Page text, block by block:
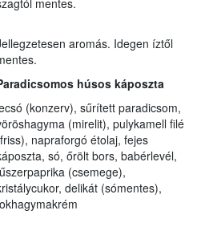
mentes.
aromás. Idegen íztől
húsos káposzta
(konzerv), sűrített paradicsom,
(mirelit), pulykamell filé
napraforgó étolaj, fejes
só, őrölt bors, babérlevél,
(csemege),
delikát (sómentes),